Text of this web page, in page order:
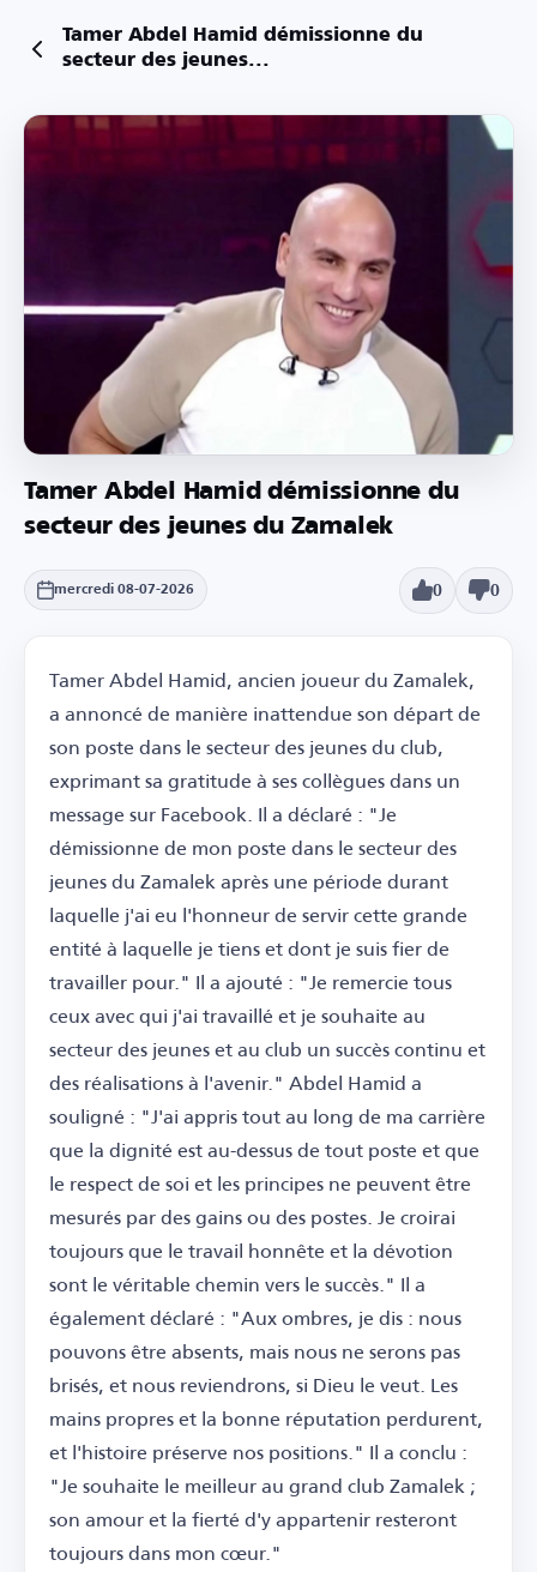
Tamer Abdel Hamid démissionne du
secteur des jeunes...
Tamer Abdel Hamid démissionne du
secteur des jeunes du Zamalek
mercredi 08-07-2026 0 0
Tamer Abdel Hamid, ancien joueur du Zamalek,
a annoncé de manière inattendue son départ de
son poste dans le secteur des jeunes du club,
exprimant sa gratitude à ses collègues dans un
message sur Facebook. Il a déclaré : "Je
démissionne de mon poste dans le secteur des
jeunes du Zamalek après une période durant
laquelle j'ai eu l'honneur de servir cette grande
entité à laquelle je tiens et dont je suis fier de
travailler pour." Il a ajouté : "Je remercie tous
ceux avec qui j'ai travaillé et je souhaite au
secteur des jeunes et au club un succès continu et
des réalisations à l'avenir." Abdel Hamid a
souligné : "J'ai appris tout au long de ma carrière
que la dignité est au-dessus de tout poste et que
le respect de soi et les principes ne peuvent être
mesurés par des gains ou des postes. Je croirai
toujours que le travail honnête et la dévotion
sont le véritable chemin vers le succès." Il a
également déclaré : "Aux ombres, je dis : nous
pouvons être absents, mais nous ne serons pas
brisés, et nous reviendrons, si Dieu le veut. Les
mains propres et la bonne réputation perdurent,
et l'histoire préserve nos positions." Il a conclu :
"Je souhaite le meilleur au grand club Zamalek ;
son amour et la fierté d'y appartenir resteront
toujours dans mon cœur."